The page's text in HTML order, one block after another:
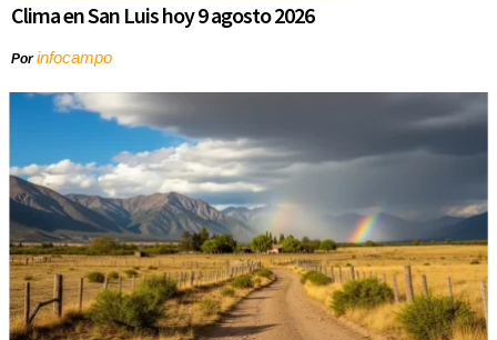
Clima en San Luis hoy 9 agosto 2026
Porinfocampo